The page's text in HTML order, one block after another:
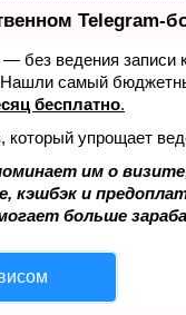
Telegram-
— без ведения
Нашли самый
бесплатно.
который упрощает
им о
кэшбэк и
больше